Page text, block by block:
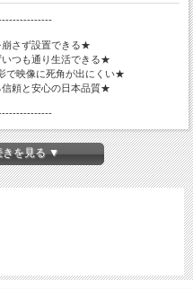
さず設置できる★
つも通り生活できる★
で映像に死角が出にくい★
頼と安心の日本品質★
きを見る ▼